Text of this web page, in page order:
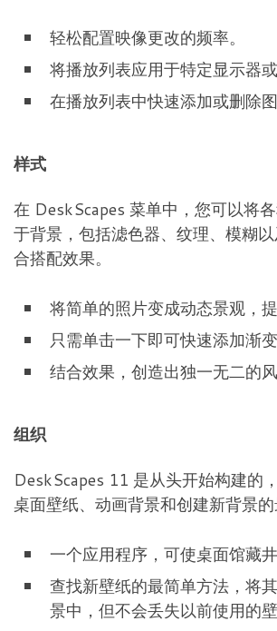
轻松配置映像更改的频率。
将播放列表应用于特定显示器或
在播放列表中快速添加或删除图
样式
在 DeskScapes 菜单中，您可以将
于背景，包括滤色器、纹理、模糊
合搭配效果。
将简单的照片变成动态景观，提
只需单击一下即可快速添加渐变
结合效果，创造出独一无二的风
组织
DeskScapes 11 是从头开始构建的
桌面壁纸、动画背景和创建新背景的
一个应用程序，可使桌面馆藏井
查找新壁纸的最简单方法，将
景中，但不会丢失以前使用的壁